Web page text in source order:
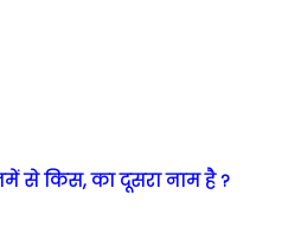
से किस, का दूसरा नाम है ?